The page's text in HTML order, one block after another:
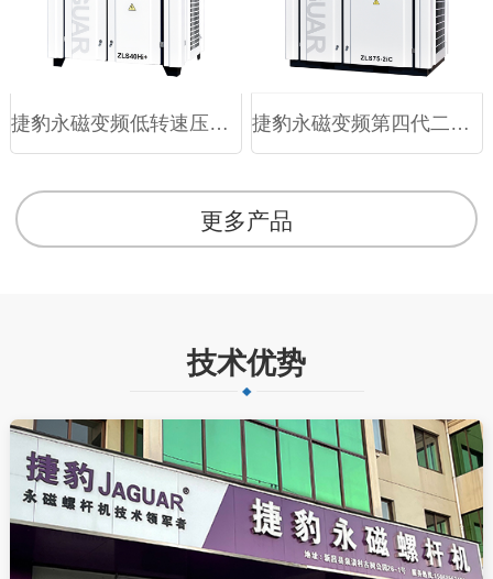
捷豹永磁变频低转速压缩机（ZLS-Hi+系列） 捷豹永磁变频第四代二级压缩（ZLS-2iC系列）
更多产品
技术优势